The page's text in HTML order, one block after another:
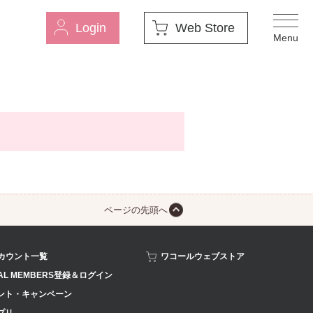
Login Web Store
ページの先頭へ
ウント一覧
MEMBERS登録＆ログイン
ト・キャンペーン
ワコールウェブストア